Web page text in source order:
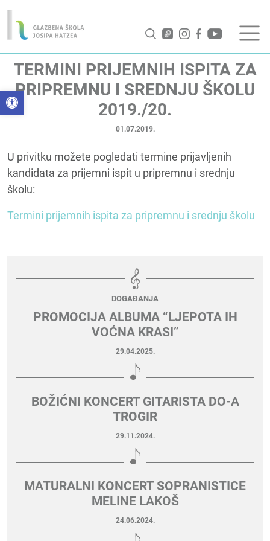
Open toolbar
TERMINI PRIJEMNIH ISPITA ZA
PRIPREMNU I SREDNJU ŠKOLU
2019./20.
01.07.2019.
U privitku možete pogledati termine prijavljenih
kandidata za prijemni ispit u pripremnu i srednju
školu:
Termini prijemnih ispita za pripremnu i srednju školu
DOGAĐANJA
PROMOCIJA ALBUMA “LJEPOTA IH
VOĆNA KRASI”
29.04.2025.
BOŽIĆNI KONCERT GITARISTA DO-A
TROGIR
29.11.2024.
MATURALNI KONCERT SOPRANISTICE
MELINE LAKOŠ
24.06.2024.